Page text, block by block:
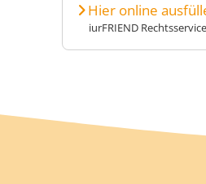
Hier online
iurFRIEND